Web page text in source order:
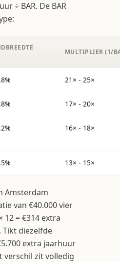
÷ BAR. De BAR
MULTIPLIER (1/
21× - 25×
17× - 20×
16× - 18×
13× - 15×
Amsterdam
van €40.000 vier
12 = €314 extra
Tikt diezelfde
extra jaarhuur
verschil zit volledig